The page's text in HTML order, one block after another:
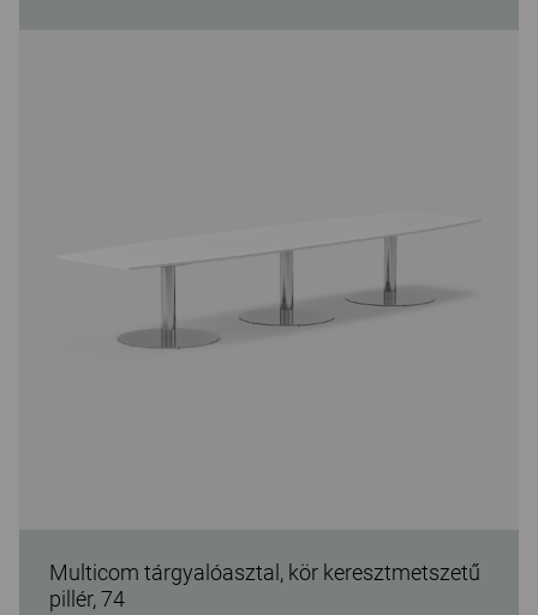
Multicom tárgyalóasztal, kör keresztmetszetű
pillér, 74